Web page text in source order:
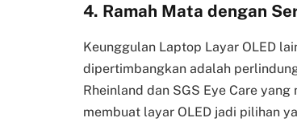
4. Ramah Mata dengan
Keunggulan Laptop Layar OLED
dipertimbangkan adalah
Rheinland dan SGS Eye Care
membuat layar OLED jadi pilihan